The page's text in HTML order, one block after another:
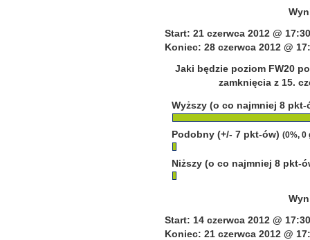
Start: 21 czerwca 2012 @ 17:30
Koniec: 28 czerwca 2012 @
Jaki będzie poziom FW20
zamknięcia z 15.
Wyższy (o co najmniej 8
Podobny (+/- 7 pkt-ów) (0%, 0
Niższy (o co najmniej 8 pkt-
Start: 14 czerwca 2012 @ 17:30
Koniec: 21 czerwca 2012 @